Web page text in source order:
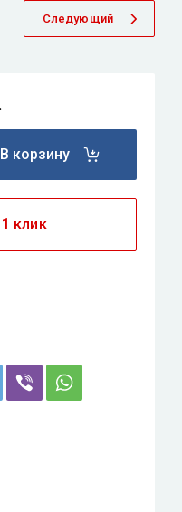
Следующий
В корзину
клик